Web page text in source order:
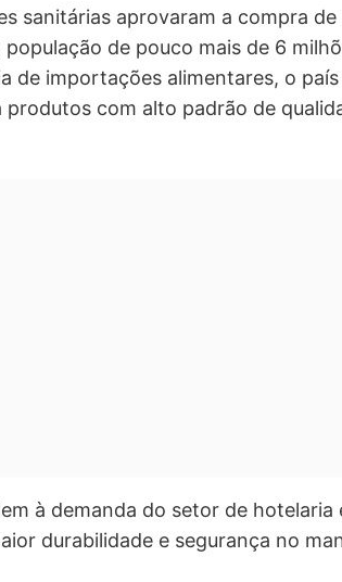
sanitárias aprovaram a compra
de pouco mais de 6
de importações alimentares, o
com alto padrão de
à demanda do setor de hotelaria
durabilidade e segurança no